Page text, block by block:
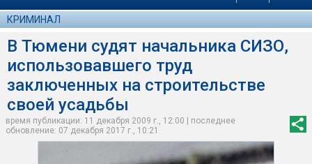
КРИМИНАЛ
В Тюмени судят начальника СИЗО,
использовавшего труд
заключенных на строительстве
своей усадьбы
время публикации: 11 декабря 2009 г., 12:00 | последнее
обновление: 07 декабря 2017 г., 10:21